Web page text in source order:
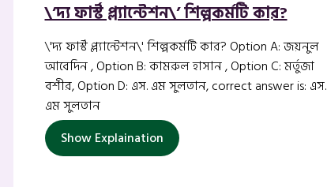
\’দ্য ফার্স্ট প্ল্যান্টেশন\’ শিল্পকর্মটি কার?
\'দ্য ফার্স্ট প্ল্যান্টেশন\' শিল্পকর্মটি কার? Option A: জয়নুল
আবেদিন , Option B: কামরুল হাসান , Option C: মর্তুজা
বশীর, Option D: এস. এম সুলতান, correct answer is: এস.
এম সুলতান
Show Explaination